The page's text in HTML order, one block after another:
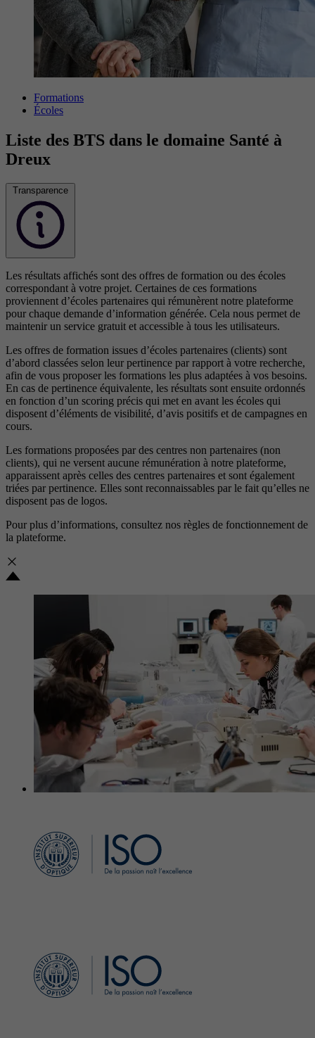
Formations
Écoles
Liste des BTS dans le domaine Santé à
Dreux
Transparence
Les résultats affichés sont des offres de formation ou des écoles
correspondant à votre projet. Certaines de ces formations
proviennent d’écoles partenaires qui rémunèrent notre plateforme
pour chaque demande d’information générée. Cela nous permet de
maintenir un service gratuit et accessible à tous les utilisateurs.
Les offres de formation issues d’écoles partenaires (clients) sont
d’abord classées selon leur pertinence par rapport à votre recherche,
afin de vous proposer les formations les plus adaptées à vos besoins.
En cas de pertinence équivalente, les résultats sont ensuite ordonnés
en fonction d’un scoring précis qui met en avant les écoles qui
disposent d’éléments de visibilité, d’avis positifs et de campagnes en
cours.
Les formations proposées par des centres non partenaires (non
clients), qui ne versent aucune rémunération à notre plateforme,
apparaissent après celles des centres partenaires et sont également
triées par pertinence. Elles sont reconnaissables par le fait qu’elles ne
disposent pas de logos.
Pour plus d’informations, consultez nos règles de fonctionnement de
la plateforme.